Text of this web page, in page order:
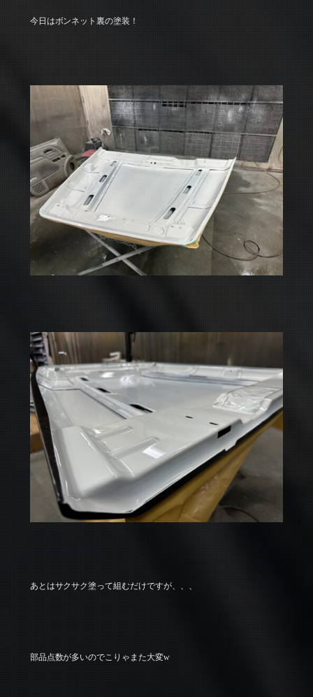
今日はボンネット裏の塗装！
あとはサクサク塗って組むだけですが、、、
部品点数が多いのでこりゃまた大変w